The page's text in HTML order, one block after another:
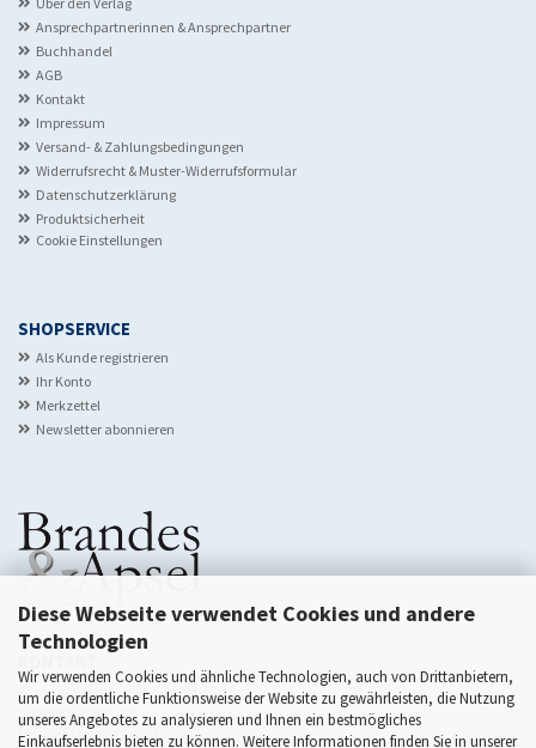
Diese Webseite verwendet Cookies und andere
Technologien
Wir verwenden Cookies und ähnliche Technologien, auch von Drittanbietern,
um die ordentliche Funktionsweise der Website zu gewährleisten, die Nutzung
unseres Angebotes zu analysieren und Ihnen ein bestmögliches
Einkaufserlebnis bieten zu können. Weitere Informationen finden Sie in unserer
Ansprechpartnerinnen & Ansprechpartner
Buchhandel
AGB
Kontakt
Impressum
Versand- & Zahlungsbedingungen
Widerrufsrecht & Muster-Widerrufsformular
Datenschutzerklärung
Produktsicherheit
Cookie Einstellungen
SHOPSERVICE
Als Kunde registrieren
Ihr Konto
Merkzettel
Newsletter abonnieren
Brandes & Apsel Verlag GmbH
Scheidswaldstr. 22
D-60385 Frankfurt am Main